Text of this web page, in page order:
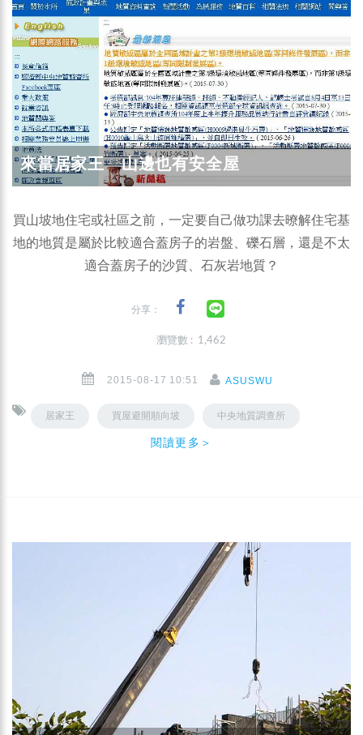
來當居家王 山邊也有安全屋
買山坡地住宅或社區之前，一定要自己做功課去暸解住宅基
地的地質是屬於比較適合蓋房子的岩盤、礫石層，還是不太
適合蓋房子的沙質、石灰岩地質？
分享：
瀏覽數 : 1,462
2015-08-17 10:51 ASUSWU
居家王 買屋避開順向坡 中央地質調查所
閱讀更多＞